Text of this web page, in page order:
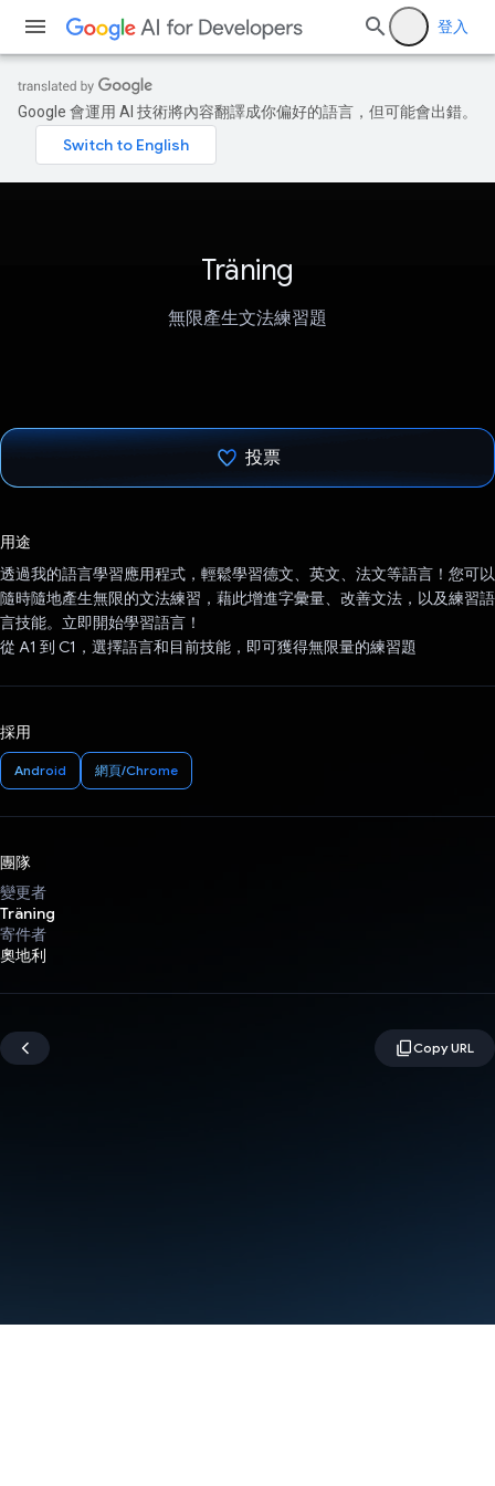
登入
Google 會運用 AI 技術將內容翻譯成你偏好的語言，但可能會出錯。
Träning
無限產生文法練習題
投票
用途
透過我的語言學習應用程式，輕鬆學習德文、英文、法文等語言！您可以
隨時隨地產生無限的文法練習，藉此增進字彙量、改善文法，以及練習語
言技能。立即開始學習語言！
從 A1 到 C1，選擇語言和目前技能，即可獲得無限量的練習題
採用
Android 網頁/Chrome
團隊
變更者
Träning
寄件者
奧地利